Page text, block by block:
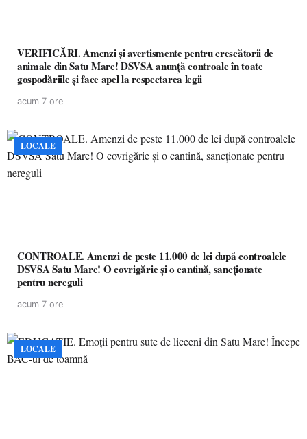
VERIFICĂRI. Amenzi și avertismente pentru crescătorii de
animale din Satu Mare! DSVSA anunță controale în toate
gospodăriile și face apel la respectarea legii
acum 7 ore
LOCALE
CONTROALE. Amenzi de peste 11.000 de lei după controalele
DSVSA Satu Mare! O covrigărie și o cantină, sancționate
pentru nereguli
acum 7 ore
LOCALE